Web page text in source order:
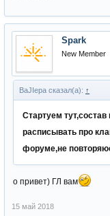
Spark
New Member
BaJIepa сказал(а): ↑
Стартуем
расписывать про
форуме,не
о привет) ГЛ вам
15 май 2018